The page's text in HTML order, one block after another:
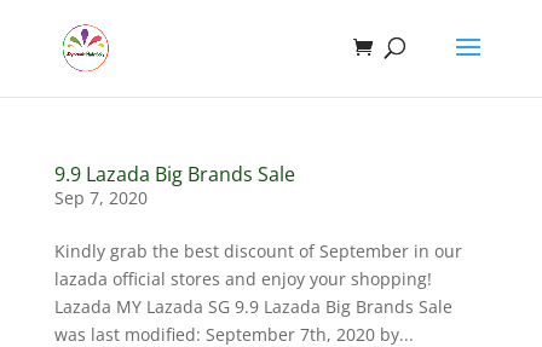
9.9 Lazada Big Brands Sale
Sep 7, 2020
Kindly grab the best discount of September in our
lazada official stores and enjoy your shopping!
Lazada MY Lazada SG 9.9 Lazada Big Brands Sale
was last modified: September 7th, 2020 by...